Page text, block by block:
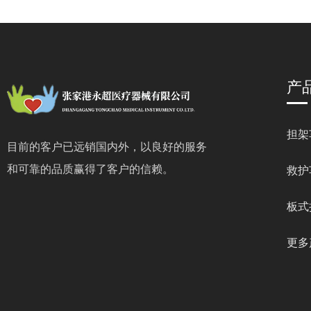
目前的客户已远销国内外，以良好的服务
和可靠的品质赢得了客户的信赖。
产
担架
救
板
更